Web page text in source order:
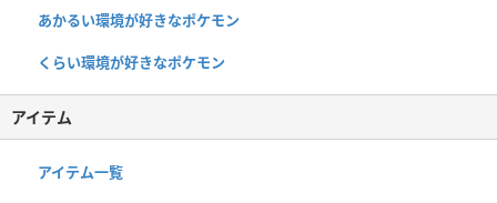
あかるい環境が好きなポケモン
くらい環境が好きなポケモン
アイテム
アイテム一覧